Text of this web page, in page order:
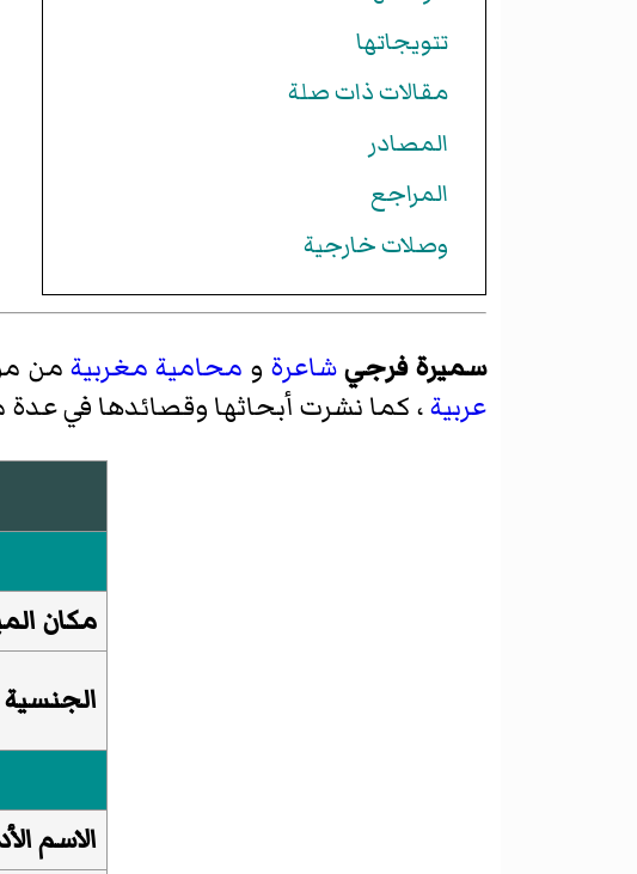
تتويجاتها
مقالات ذات صلة
المصادر
المراجع
وصلات خارجية
سميرة فرجيشاعرة و محامية مغربيةمن
عربية، كما نشرت أبحاثها وقصائدها في عدة
مكان
الجنسية
الاسم